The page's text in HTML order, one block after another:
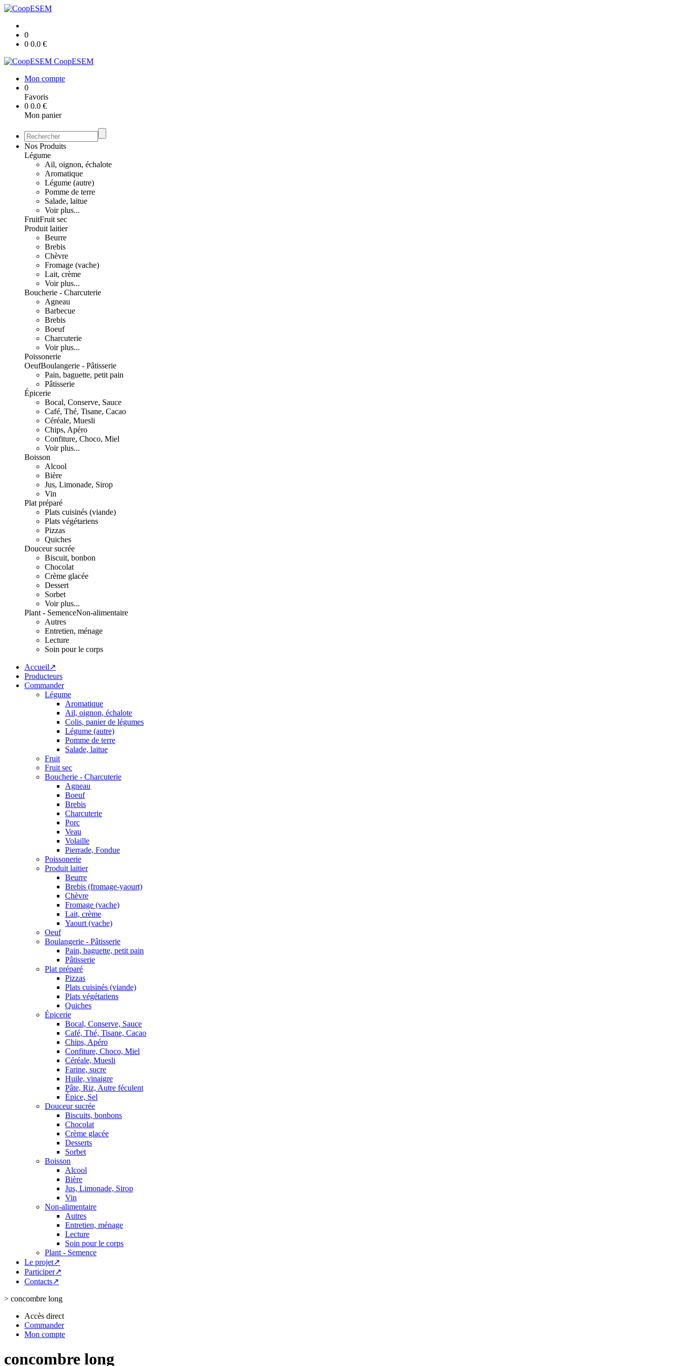
0
0 0.0 €
CoopESEM
Mon compte
0
Favoris
0 0.0 €
Mon panier
Nos Produits
Légume
Ail, oignon, échalote
Aromatique
Légume (autre)
Pomme de terre
Salade, laitue
Voir plus...
FruitFruit sec
Produit laitier
Beurre
Brebis
Chèvre
Fromage (vache)
Lait, crème
Voir plus...
Boucherie - Charcuterie
Agneau
Barbecue
Brebis
Boeuf
Charcuterie
Voir plus...
Poissonerie
OeufBoulangerie - Pâtisserie
Pain, baguette, petit pain
Pâtisserie
Épicerie
Bocal, Conserve, Sauce
Café, Thé, Tisane, Cacao
Céréale, Muesli
Chips, Apéro
Confiture, Choco, Miel
Voir plus...
Boisson
Alcool
Bière
Jus, Limonade, Sirop
Vin
Plat préparé
Plats cuisinés (viande)
Plats végétariens
Pizzas
Quiches
Douceur sucrée
Biscuit, bonbon
Chocolat
Crème glacée
Dessert
Sorbet
Voir plus...
Plant - SemenceNon-alimentaire
Autres
Entretien, ménage
Lecture
Soin pour le corps
Accueil↗
Producteurs
Commander
Légume
Aromatique
Ail, oignon, échalote
Colis, panier de légumes
Légume (autre)
Pomme de terre
Salade, laitue
Fruit
Fruit sec
Boucherie - Charcuterie
Agneau
Boeuf
Brebis
Charcuterie
Porc
Veau
Volaille
Pierrade, Fondue
Poissonerie
Produit laitier
Beurre
Brebis (fromage-yaourt)
Chèvre
Fromage (vache)
Lait, crème
Yaourt (vache)
Oeuf
Boulangerie - Pâtisserie
Pain, baguette, petit pain
Pâtisserie
Plat préparé
Pizzas
Plats cuisinés (viande)
Plats végétariens
Quiches
Épicerie
Bocal, Conserve, Sauce
Café, Thé, Tisane, Cacao
Chips, Apéro
Confiture, Choco, Miel
Céréale, Muesli
Farine, sucre
Huile, vinaigre
Pâte, Riz, Autre féculent
Épice, Sel
Douceur sucrée
Biscuits, bonbons
Chocolat
Crème glacée
Desserts
Sorbet
Boisson
Alcool
Bière
Jus, Limonade, Sirop
Vin
Non-alimentaire
Autres
Entretien, ménage
Lecture
Soin pour le corps
Plant - Semence
Le projet↗
Participer↗
Contacts↗
> concombre long
Accès direct
Commander
Mon compte
concombre long